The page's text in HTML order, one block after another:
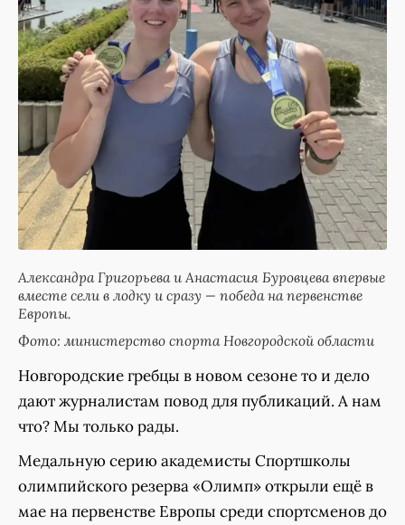
Александра Григорьева и Анастасия Буровцева впервые
вместе сели в лодку и сразу — победа на первенстве
Европы.
Фото: министерство спорта Новгородской области
Новгородские гребцы в новом сезоне то и дело
дают журналистам повод для публикаций. А нам
что? Мы только рады.
Медальную серию академисты Спортшколы
олимпийского резерва «Олимп» открыли ещё в
мае на первенстве Европы среди спортсменов до